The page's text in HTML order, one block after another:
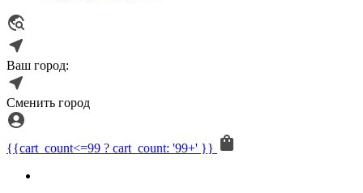
Ваш город:
Сменить город
{{cart_count<=99 ? cart_count: '99+' }}